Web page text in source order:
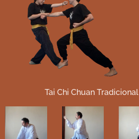
Tai Chi Chuan Tradicional